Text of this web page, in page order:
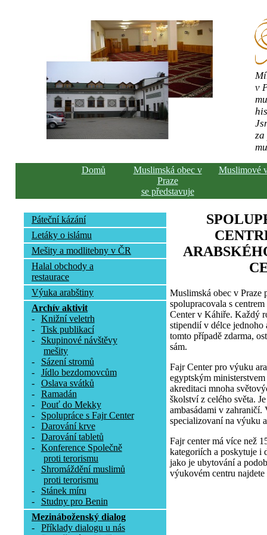
v
Domů
Muslimská obec v
Praze
se představuje
Muslimové
Páteční kázání
Letáky o islámu
Mešity a modlitebny v ČR
Halal obchody a
restaurace
Výuka arabštiny
Archív aktivit
-
Knižní veletrh
-
Tisk publikací
-
Skupinové návštěvy
mešity
-
Sázení stromů
-
Jídlo bezdomovcům
-
Oslava svátků
-
Ramadán
-
Pouť do Mekky
-
Spolupráce s Fajr Center
-
Darování krve
-
Darování tabletů
-
Konference Společně
proti terorismu
-
Shromáždění muslimů
proti terorismu
-
Stánek míru
-
Studny pro Benin
Mezináboženský dialog
-
Příklady dialogu u nás
Muslimská obec v Praze
spolupracovala s
Center v Káhiře. Každý
stipendií v délce
tomto případě zdarma,
sám.
Fajr Center pro výuku
egyptským
akreditaci mnoha
školství z celého světa.
ambasádami v
specializovaní na výuku
Fajr center má více než
kategoriích a poskytuje i
jako je ubytování a
výukovém centru